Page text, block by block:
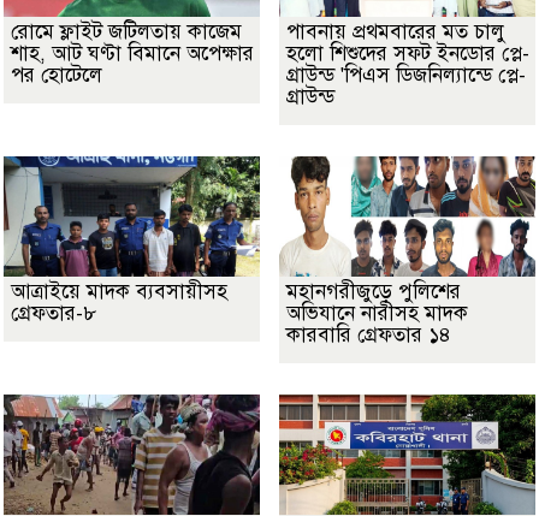
রোমে ফ্লাইট জটিলতায় কাজেম
শাহ, আট ঘণ্টা বিমানে অপেক্ষার
পর হোটেলে
পাবনায় প্রথমবারের মত চালু
হলো শিশুদের সফট ইনডোর প্লে-
গ্রাউন্ড 'পিএস ডিজনিল্যান্ডে প্লে-
গ্রাউন্ড
আত্রাইয়ে মাদক ব্যবসায়ীসহ
গ্রেফতার-৮
মহানগরীজুড়ে পুলিশের
অভিযানে নারীসহ মাদক
কারবারি গ্রেফতার ১৪